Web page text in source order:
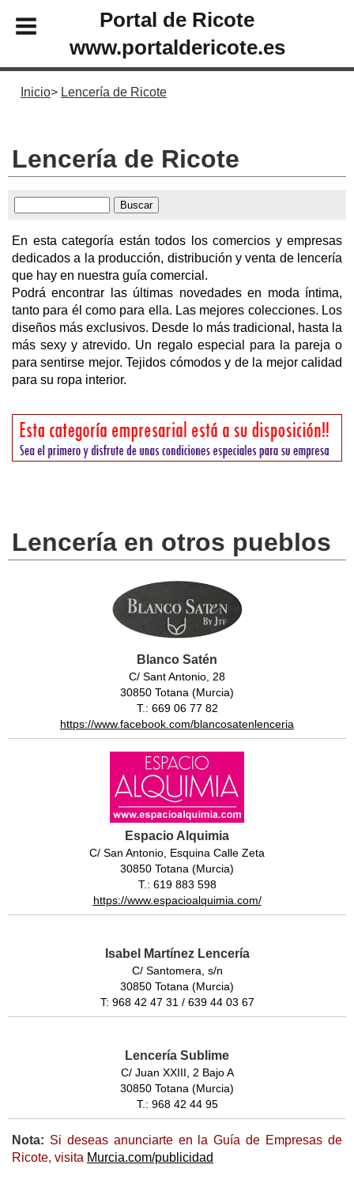
Portal de Ricote
www.portaldericote.es
Inicio Lencería de Ricote
Lencería de Ricote
En esta categoría están todos los comercios y empresas
dedicados a la producción, distribución y venta de lencería
que hay en nuestra guía comercial.
Podrá encontrar las últimas novedades en moda íntima,
tanto para él como para ella. Las mejores colecciones. Los
diseños más exclusivos. Desde lo más tradicional, hasta la
más sexy y atrevido. Un regalo especial para la pareja o
para sentirse mejor. Tejidos cómodos y de la mejor calidad
para su ropa interior.
Lencería en otros pueblos
Blanco Satén
C/ Sant Antonio, 28
30850 Totana (Murcia)
T.: 669 06 77 82
https://www.facebook.com/blancosatenlenceria
Espacio Alquimia
C/ San Antonio, Esquina Calle Zeta
30850 Totana (Murcia)
T.: 619 883 598
https://www.espacioalquimia.com/
Isabel Martínez Lencería
C/ Santomera, s/n
30850 Totana (Murcia)
T: 968 42 47 31 / 639 44 03 67
Lencería Sublime
C/ Juan XXIII, 2 Bajo A
30850 Totana (Murcia)
T.: 968 42 44 95
Nota: Si deseas anunciarte en la Guía de Empresas de
Ricote, visita Murcia.com/publicidad